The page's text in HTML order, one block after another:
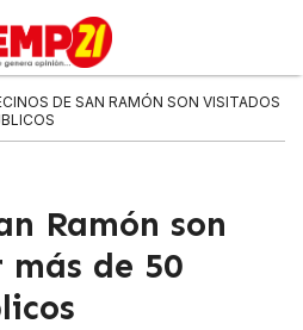
DE SAN RAMÓN SON VISITADOS
Ramón son
de 50